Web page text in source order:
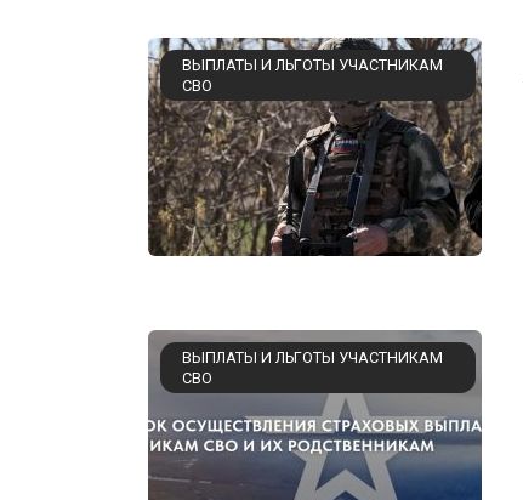
ВЫПЛАТЫ И ЛЬГОТЫ УЧАСТНИКАМ
СВО
ВЫПЛАТЫ И ЛЬГОТЫ УЧАСТНИКАМ
СВО